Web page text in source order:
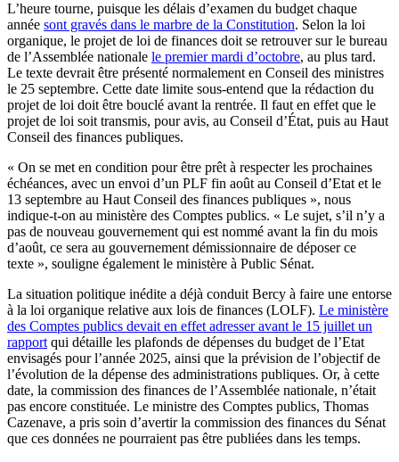
L’heure tourne, puisque les délais d’examen du budget chaque
année sont gravés dans le marbre de la Constitution. Selon la loi
organique, le projet de loi de finances doit se retrouver sur le bureau
de l’Assemblée nationale le premier mardi d’octobre, au plus tard.
Le texte devrait être présenté normalement en Conseil des ministres
le 25 septembre. Cette date limite sous-entend que la rédaction du
projet de loi doit être bouclé avant la rentrée. Il faut en effet que le
projet de loi soit transmis, pour avis, au Conseil d’État, puis au Haut
Conseil des finances publiques.
« On se met en condition pour être prêt à respecter les prochaines
échéances, avec un envoi d’un PLF fin août au Conseil d’Etat et le
13 septembre au Haut Conseil des finances publiques », nous
indique-t-on au ministère des Comptes publics. « Le sujet, s’il n’y a
pas de nouveau gouvernement qui est nommé avant la fin du mois
d’août, ce sera au gouvernement démissionnaire de déposer ce
texte », souligne également le ministère à Public Sénat.
La situation politique inédite a déjà conduit Bercy à faire une entorse
à la loi organique relative aux lois de finances (LOLF). Le ministère
des Comptes publics devait en effet adresser avant le 15 juillet un
rapport qui détaille les plafonds de dépenses du budget de l’Etat
envisagés pour l’année 2025, ainsi que la prévision de l’objectif de
l’évolution de la dépense des administrations publiques. Or, à cette
date, la commission des finances de l’Assemblée nationale, n’était
pas encore constituée. Le ministre des Comptes publics, Thomas
Cazenave, a pris soin d’avertir la commission des finances du Sénat
que ces données ne pourraient pas être publiées dans les temps.